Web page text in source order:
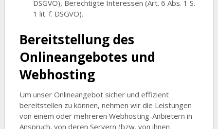
DSGVO), Berechtigte Interessen (Art. 6 Abs. 1 S.
1 lit. f. DSGVO).
Bereitstellung des
Onlineangebotes und
Webhosting
Um unser Onlineangebot sicher und effizient
bereitstellen zu können, nehmen wir die Leistungen
von einem oder mehreren Webhosting-Anbietern in
Anspruch, von deren Servern (bzw. von ihnen